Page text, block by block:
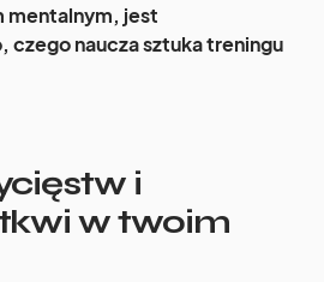
mentalnym, jest
naucza sztuka treningu
i
w twoim